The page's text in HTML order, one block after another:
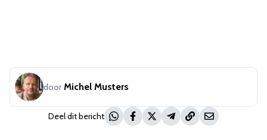
door Michel Musters
Deel dit bericht